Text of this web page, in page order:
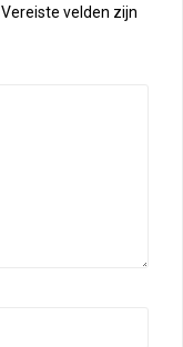
Vereiste velden zijn